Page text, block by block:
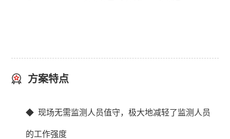
方案特点
◆ 现场无需监测人员值守，极大地减轻了监测人员
的工作强度